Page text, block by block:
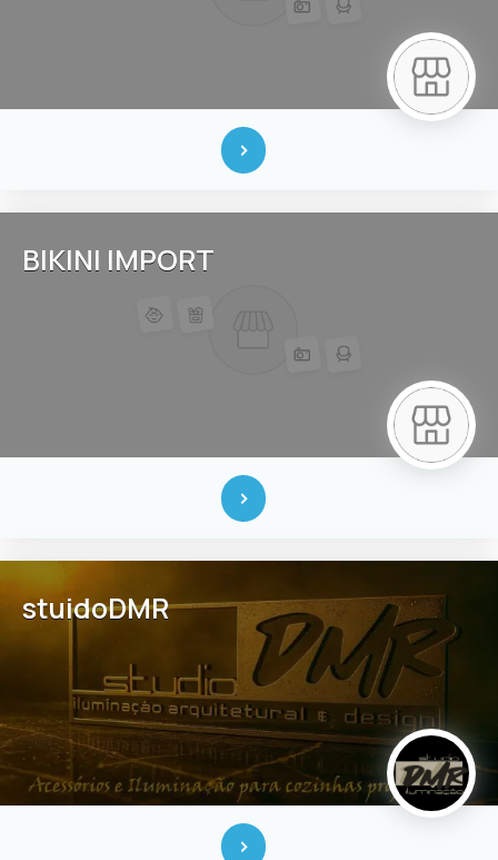
BIKINI IMPORT
stuidoDMR